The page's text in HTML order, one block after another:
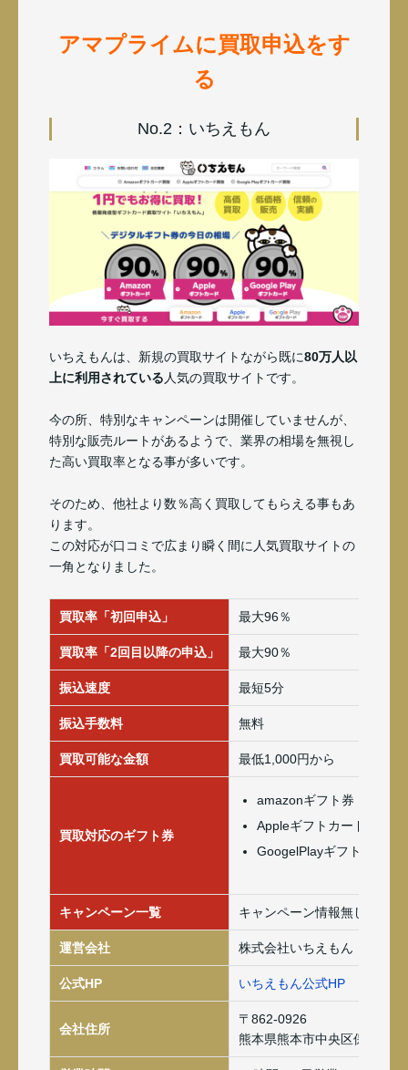
アマプライムに買取申込をす
る
No.2：いちえもん
いちえもんは、新規の買取サイトながら既に80万人以
上に利用されている人気の買取サイトです。
今の所、特別なキャンペーンは開催していませんが、
特別な販売ルートがあるようで、業界の相場を無視し
た高い買取率となる事が多いです。
そのため、他社より数％高く買取してもらえる事もあ
ります。
この対応が口コミで広まり瞬く間に人気買取サイトの
一角となりました。
買取率「初回申込」 最大96％
買取率「2回目以降の申込」 最大90％
振込速度 最短5分
振込手数料 無料
買取可能な金額 最低1,000円から
買取対応のギフト券
amazonギフト券
Appleギフトカード
GoogelPlayギフトカード
キャンペーン一覧 キャンペーン情報無し
運営会社 株式会社いちえもん
公式HP いちえもん公式HP
会社住所
〒862-0926
熊本県熊本市中央区保田窪1-